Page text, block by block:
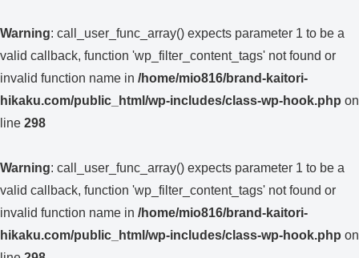
Warning: call_user_func_array() expects parameter 1 to be a
valid callback, function 'wp_filter_content_tags' not found or
invalid function name in /home/mio816/brand-kaitori-
hikaku.com/public_html/wp-includes/class-wp-hook.php on
line 298
Warning: call_user_func_array() expects parameter 1 to be a
valid callback, function 'wp_filter_content_tags' not found or
invalid function name in /home/mio816/brand-kaitori-
hikaku.com/public_html/wp-includes/class-wp-hook.php on